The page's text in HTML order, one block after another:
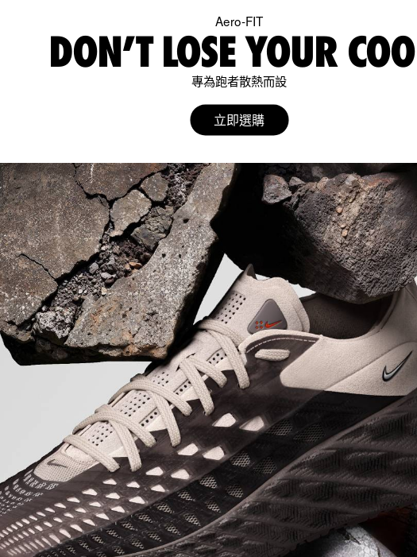
Aero-FIT
DON’T LOSE YOUR
專為跑者散熱而設
立即選購